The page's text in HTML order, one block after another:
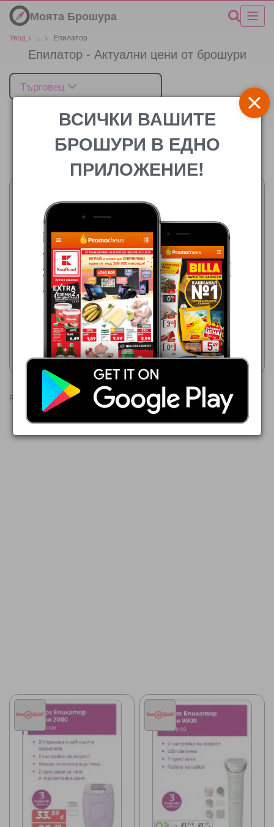
Моята Брошура
Увод > > Епилатор
Епилатор - Актуални цени от брошури
Търговец
Цената
07.08.2026 - 27.08.2026
33,99 €
Braun SE 3-000 Pink
Покажи брошурата
Зора
07.08.2026 - 27.08.2026
99,99 €
PHILIPS BRE709/00
Покажи брошурата
Реклами
ВСИЧКИ ВАШИТЕ
БРОШУРИ В ЕДНО
ПРИЛОЖЕНИЕ!